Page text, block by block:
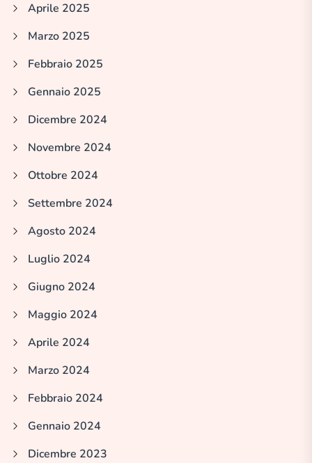
Aprile 2025
Marzo 2025
Febbraio 2025
Gennaio 2025
Dicembre 2024
Novembre 2024
Ottobre 2024
Settembre 2024
Agosto 2024
Luglio 2024
Giugno 2024
Maggio 2024
Aprile 2024
Marzo 2024
Febbraio 2024
Gennaio 2024
Dicembre 2023